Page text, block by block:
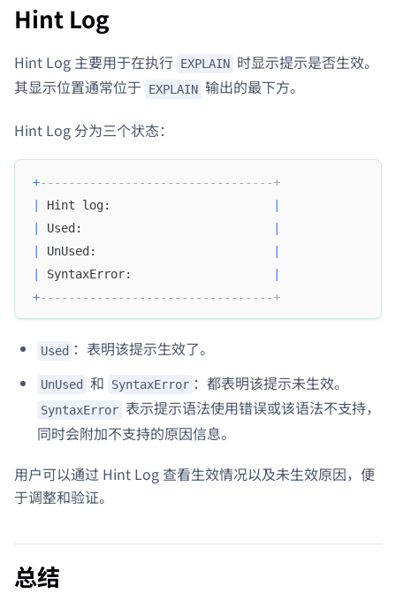
Hint Log
Hint Log 主要用于在执行 EXPLAIN 时显示提示是否生效。
其显示位置通常位于 EXPLAIN 输出的最下方。
Hint Log 分为三个状态：
+---------------------------------+
|
Hint log:
|
|
Used:
|
|
UnUsed:
|
|
SyntaxError:
|
+---------------------------------+
Used ：表明该提示生效了。
UnUsed 和 SyntaxError ：都表明该提示未生效。
SyntaxError 表示提示语法使用错误或该语法不支持，
同时会附加不支持的原因信息。
用户可以通过 Hint Log 查看生效情况以及未生效原因，便
于调整和验证。
总结